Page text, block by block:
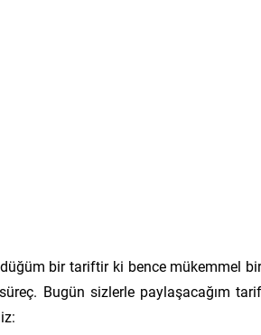
bir tariftir ki bence mükemmel bir
Bugün sizlerle paylaşacağım tarif